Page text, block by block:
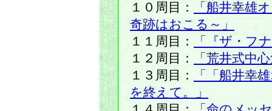
１０周目：
「船井幸雄
奇跡はおこる～」
１１周目：
「『ザ・フ
１２周目：
「荒井式中
１３周目：
「「船井幸
を終えて。」